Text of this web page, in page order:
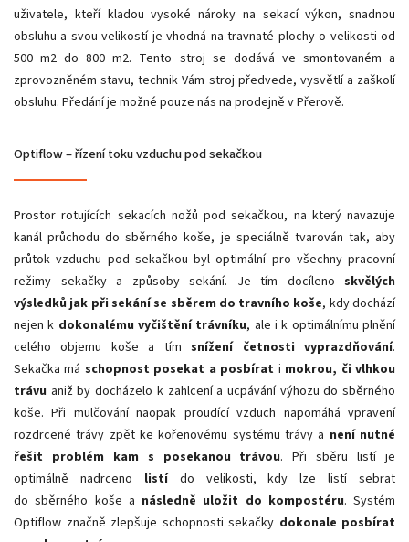
uživatele, kteří kladou vysoké nároky na sekací výkon, snadnou
obsluhu a svou velikostí je vhodná na travnaté plochy o velikosti od
500 m2 do 800 m2. Tento stroj se dodává ve smontovaném a
zprovozněném stavu, technik Vám stroj předvede, vysvětlí a zaškolí
obsluhu. Předání je možné pouze nás na prodejně v Přerově.
Optiflow – řízení toku vzduchu pod sekačkou
Prostor rotujících sekacích nožů pod sekačkou, na který navazuje
kanál průchodu do sběrného koše, je speciálně tvarován tak, aby
průtok vzduchu pod sekačkou byl optimální pro všechny pracovní
režimy sekačky a způsoby sekání. Je tím docíleno skvělých
výsledků jak při sekání se sběrem do travního koše, kdy dochází
nejen k dokonalému vyčištění trávníku, ale i k optimálnímu plnění
celého objemu koše a tím snížení četnosti vyprazdňování.
Sekačka má schopnost posekat a posbírat i mokrou, či vlhkou
trávu aniž by docházelo k zahlcení a ucpávání výhozu do sběrného
koše. Při mulčování naopak proudící vzduch napomáhá vpravení
rozdrcené trávy zpět ke kořenovému systému trávy a není nutné
řešit problém kam s posekanou trávou. Při sběru listí je
optimálně nadrceno
listí
do velikosti, kdy lze listí sebrat
do sběrného koše a následně uložit do kompostéru. Systém
Optiflow značně zlepšuje schopnosti sekačky dokonale posbírat